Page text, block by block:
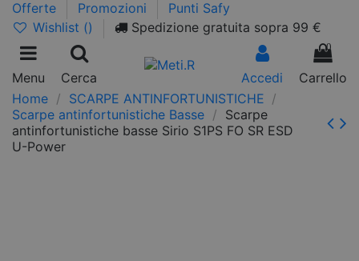
Offerte Promozioni
Punti Safy
Wishlist () Spedizione gratuita sopra 99 €
Menu Cerca Accedi
0
Carrello
Home
SCARPE ANTINFORTUNISTICHE
Scarpe antinfortunistiche Basse
Scarpe
antinfortunistiche basse Sirio S1PS FO SR ESD
U-Power